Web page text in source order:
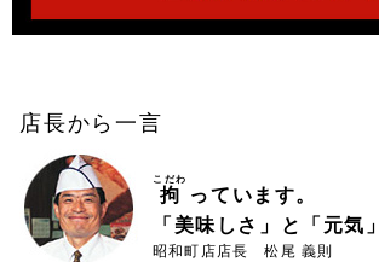
店長から一言
拘
こだわ
っています。
「美味しさ」と「元気」
昭和町店店長 松尾 義則